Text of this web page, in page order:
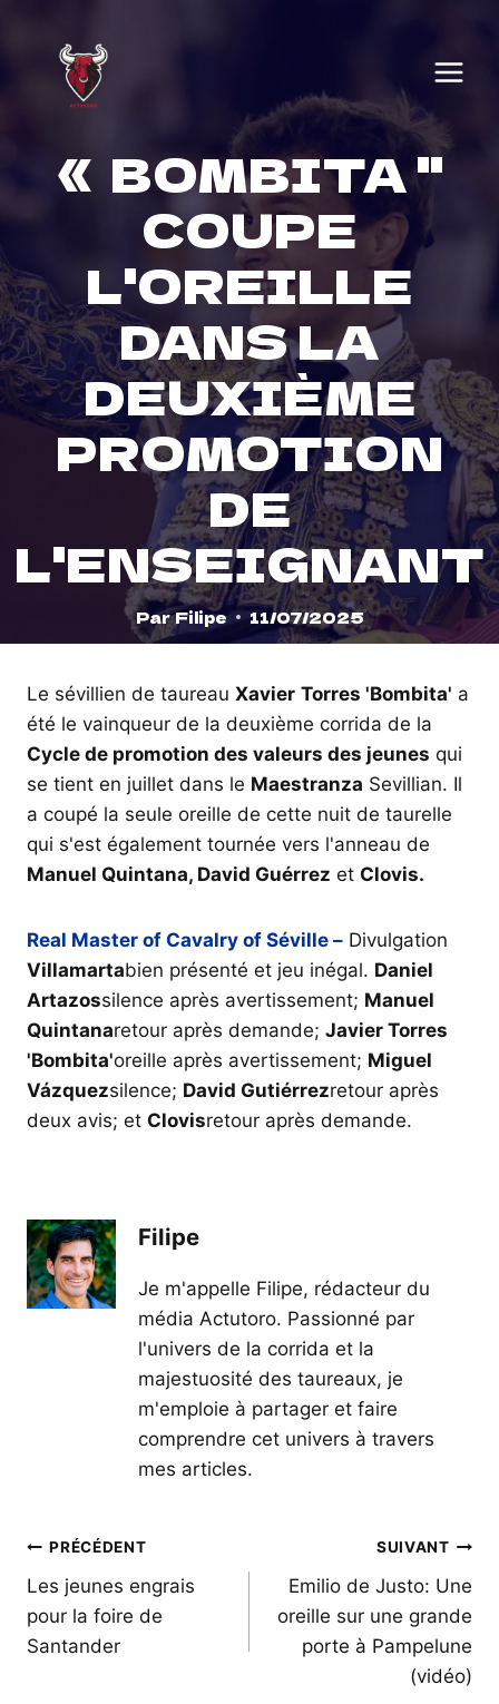
content
« BOMBITA ''
COUPE
L'OREILLE
DANS LA
DEUXIÈME
PROMOTION
DE
L'ENSEIGNANT
ParFilipe 11/07/2025
Le sévillien de taureau Xavier Torres 'Bombita' a
été le vainqueur de la deuxième corrida de la
Cycle de promotion des valeurs des jeunes qui
se tient en juillet dans le Maestranza Sevillian. Il
a coupé la seule oreille de cette nuit de taurelle
qui s'est également tournée vers l'anneau de
Manuel Quintana, David Guérrez et Clovis.
Real Master of Cavalry of Séville – Divulgation
Villamartabien présenté et jeu inégal. Daniel
Artazossilence après avertissement; Manuel
Quintanaretour après demande; Javier Torres
'Bombita'oreille après avertissement; Miguel
Vázquezsilence; David Gutiérrezretour après
deux avis; et Clovisretour après demande.
Filipe
Je m'appelle Filipe, rédacteur du
média Actutoro. Passionné par
l'univers de la corrida et la
majestuosité des taureaux, je
m'emploie à partager et faire
comprendre cet univers à travers
mes articles.
Navigation
de
l’article
PRÉCÉDENT
Les jeunes engrais
pour la foire de
Santander
SUIVANT
Emilio de Justo: Une
oreille sur une grande
porte à Pampelune
(vidéo)